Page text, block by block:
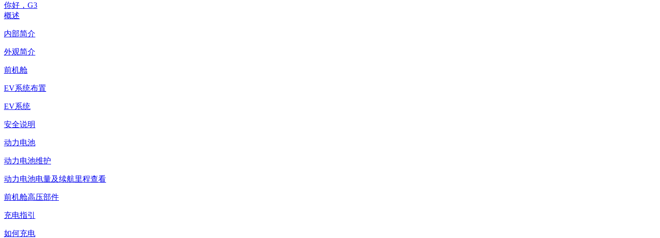
你好，G3
概述
内部简介
外观简介
前机舱
EV系统布置
EV系统
安全说明
动力电池
动力电池维护
动力电池电量及续航里程查看
前机舱高压部件
充电指引
如何充电